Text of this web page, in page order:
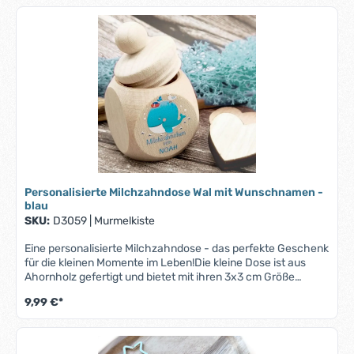
auf.Ob zur Taufe, zum Geburtstag oder einfach als kleine
Aufmerksamkeit – diese Milchzahndose ist eine zauberhafte
Geschenkidee, die Freude bereitet und Erinnerungen
bewahrt.Bitte beachte, dass bei längeren Namen der Druck
entsprechend kleiner ausfallen kann, um auf die Zahndose
Personalisierte Milchzahndose Wal mit Wunschnamen -
blau
SKU: D3059 Murmelkiste
Eine personalisierte Milchzahndose - das perfekte Geschenk
für die kleinen Momente im Leben!Die kleine Dose ist aus
Ahornholz gefertigt und bietet mit ihren 3x3 cm Größe
Deines Kindes. Der sichere Schraubverschluss bewahrt die
kleinen Schätze sicher auf.Ob zur Taufe, zum Geburtstag
oder einfach als kleine Aufmerksamkeit – diese
Milchzahndose ist eine zauberhafte Geschenkidee, die
9,99 €*